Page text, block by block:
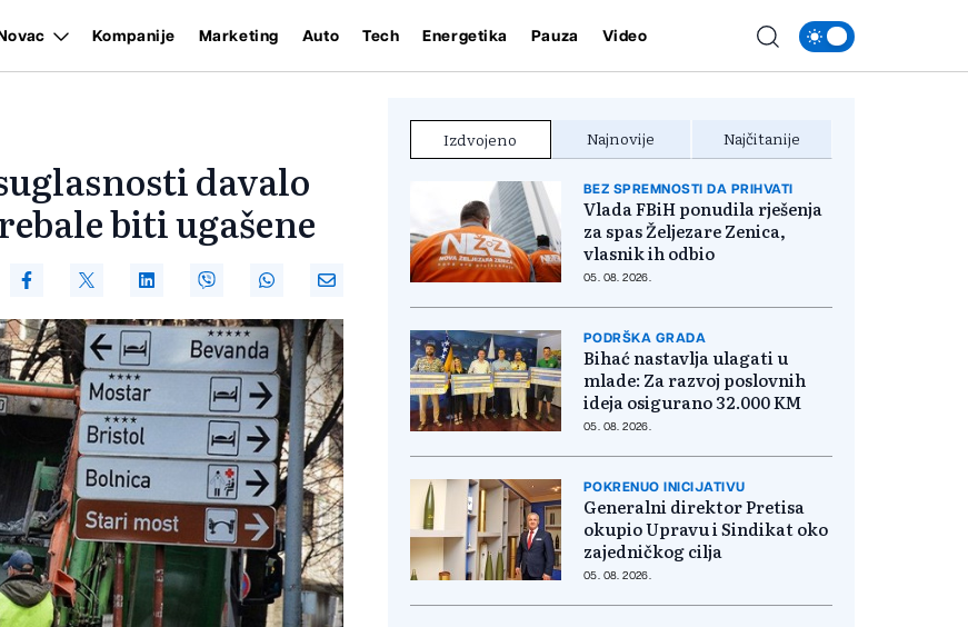
Kompanije Marketing Auto Tech Energetika Pauza Video
davalo
biti ugašene
Izdvojeno Najnovije Najčitanije
BEZ SPREMNOSTI DA PRIHVATI
Vlada FBiH ponudila rješenja
za spas Željezare Zenica,
vlasnik ih odbio
05. 08. 2026.
PODRŠKA GRADA
Bihać nastavlja ulagati u
mlade: Za razvoj poslovnih
ideja osigurano 32.000 KM
05. 08. 2026.
POKRENUO INICIJATIVU
Generalni direktor Pretisa
okupio Upravu i Sindikat oko
zajedničkog cilja
05. 08. 2026.